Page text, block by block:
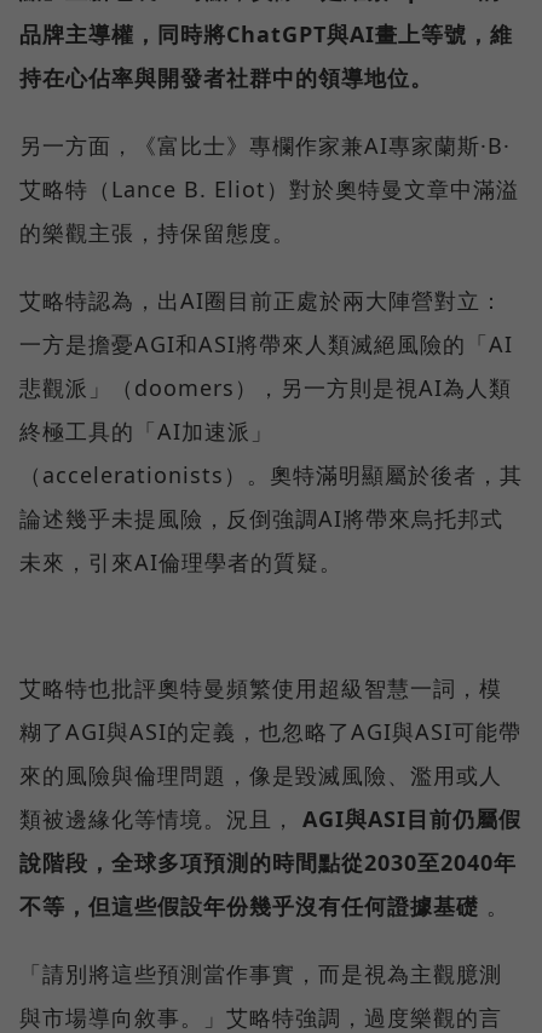
品牌主導權，同時將ChatGPT與AI畫上等號，維
持在心佔率與開發者社群中的領導地位。
另一方面，《富比士》專欄作家兼AI專家蘭斯·B·
艾略特（Lance B. Eliot）對於奧特曼文章中滿溢
的樂觀主張，持保留態度。
艾略特認為，出AI圈目前正處於兩大陣營對立：
一方是擔憂AGI和ASI將帶來人類滅絕風險的「AI
悲觀派」（doomers），另一方則是視AI為人類
終極工具的「AI加速派」
（accelerationists）。奧特滿明顯屬於後者，其
論述幾乎未提風險，反倒強調AI將帶來烏托邦式
未來，引來AI倫理學者的質疑。
艾略特也批評奧特曼頻繁使用超級智慧一詞，模
糊了AGI與ASI的定義，也忽略了AGI與ASI可能帶
來的風險與倫理問題，像是毀滅風險、濫用或人
類被邊緣化等情境。況且， AGI與ASI目前仍屬假
說階段，全球多項預測的時間點從2030至2040年
不等，但這些假設年份幾乎沒有任何證據基礎 。
「請別將這些預測當作事實，而是視為主觀臆測
與市場導向敘事。」艾略特強調，過度樂觀的言